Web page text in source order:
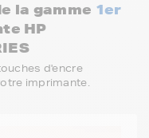
la gamme 1er
HP
d'encre
imprimante.